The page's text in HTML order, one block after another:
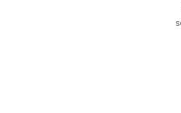
Ürün fiyatı diğer sitelerden daha